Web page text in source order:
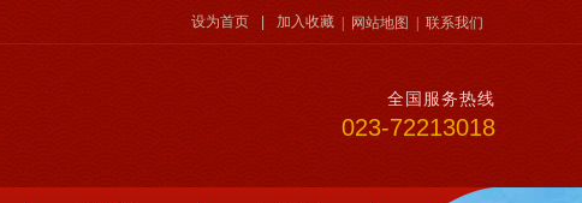
设为首页 加入收藏 网站地图 联系我们
全国服务热线
023-72213018